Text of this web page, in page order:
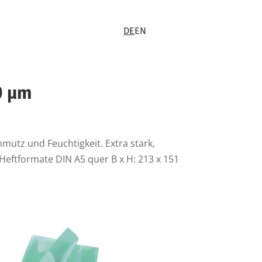
DEEN
µm
und Feuchtigkeit. Extra stark,
DIN A5 quer B x H: 213 x 151